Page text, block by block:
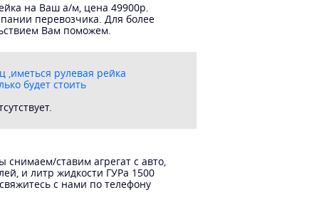
на Ваш а/м, цена 49900р.
перевозчика. Для более
Вам поможем.
,иметься рулевая рейка
будет стоить
ставим агрегат с авто,
и литр жидкости ГУРа 1500
с нами по телефону